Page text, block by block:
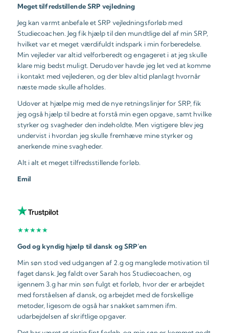
Meget tilfredstillende SRP vejledning
Jeg kan varmt anbefale et SRP vejledningsforløb med
Studiecoachen. Jeg fik hjælp til den mundtlige del af min SRP,
hvilket var et meget værdifuldt indspark i min forberedelse.
Min vejleder var altid velforberedt og engageret i at jeg skulle
klare mig bedst muligt. Derudover havde jeg let ved at komme
i kontakt med vejlederen, og der blev altid planlagt hvornår
næste møde skulle afholdes.
Udover at hjælpe mig med de nye retningslinjer for SRP, fik
jeg også hjælp til bedre at forstå min egen opgave, samt hvilke
styrker og svagheder den indeholdte. Men vigtigere blev jeg
undervist i hvordan jeg skulle fremhæve mine styrker og
anerkende mine svagheder.
Alt i alt et meget tilfredsstillende forløb.
Emil
★★★★★
God og kyndig hjælp til dansk og SRP’en
Min søn stod ved udgangen af 2.g og manglede motivation til
faget dansk. Jeg faldt over Sarah hos Studiecoachen, og
igennem 3.g har min søn fulgt et forløb, hvor der er arbejdet
med forståelsen af dansk, og arbejdet med de forskellige
metoder, ligesom de også har snakket sammen ifm.
udarbejdelsen af skriftlige opgaver.